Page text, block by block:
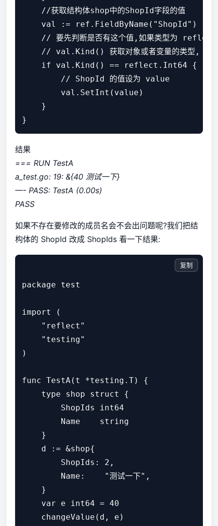
    //获取结构体shop中的ShopId字段的值
    val := ref.FieldByName("ShopId")
// 要先判断是否有这个值,如果类型为
// val.Kind() 获取对象或者变量的类型, 如
    if val.Kind() == reflect.Int64 {
        // ShopId 的值设为 value
        val.SetInt(value)
    }
结果
=== RUN TestA
a_test.go: 19: &{40 测试一下}
—- PASS: TestA (0.00s)
PASS
如果不存在要修改的成员名会不会出问题呢?我们把结
构体的 ShopId 改成 ShopIds 看一下结果:
package test
import (
    "reflect"
    "testing"
)
func TestA(t *testing.T) {
    type shop struct {
        ShopIds int64
        Name    string
    }
    d := &shop{
        ShopIds: 2,
        Name:    "测试一下",
    }
    var e int64 = 40
    changeValue(d, e)
复制